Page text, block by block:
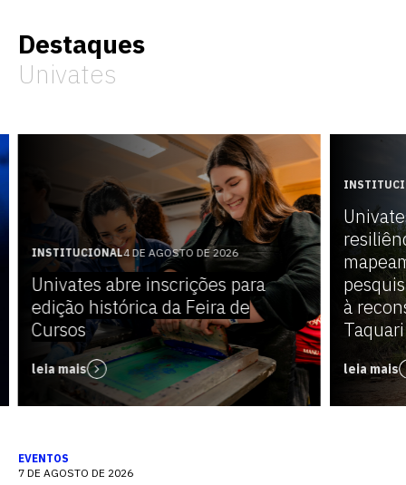
Destaques
Univates
INSTITUCIONAL4 DE AGOSTO DE 2026
Univates abre inscrições para
edição histórica da Feira de
Cursos
leia mais
à
Taquari
leia mais
EVENTOS
7 DE AGOSTO DE 2026